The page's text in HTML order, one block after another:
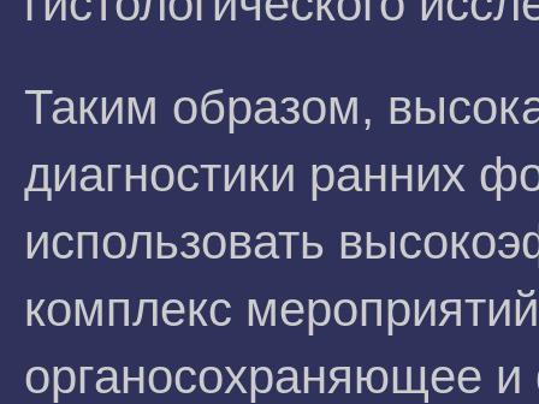
Таким образом,
диагностики ранних
использовать
комплекс
органосохраняющее